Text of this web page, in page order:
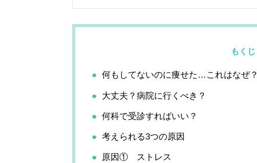
もくじ
何もしてないのに痩せた…これはなぜ？
大丈夫？病院に行くべき？
何科で受診すればいい？
考えられる3つの原因
原因① ストレス